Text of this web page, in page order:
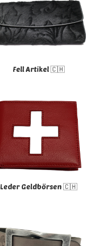
Fell Artikel 🇨🇭
Leder Geldbörsen 🇨🇭